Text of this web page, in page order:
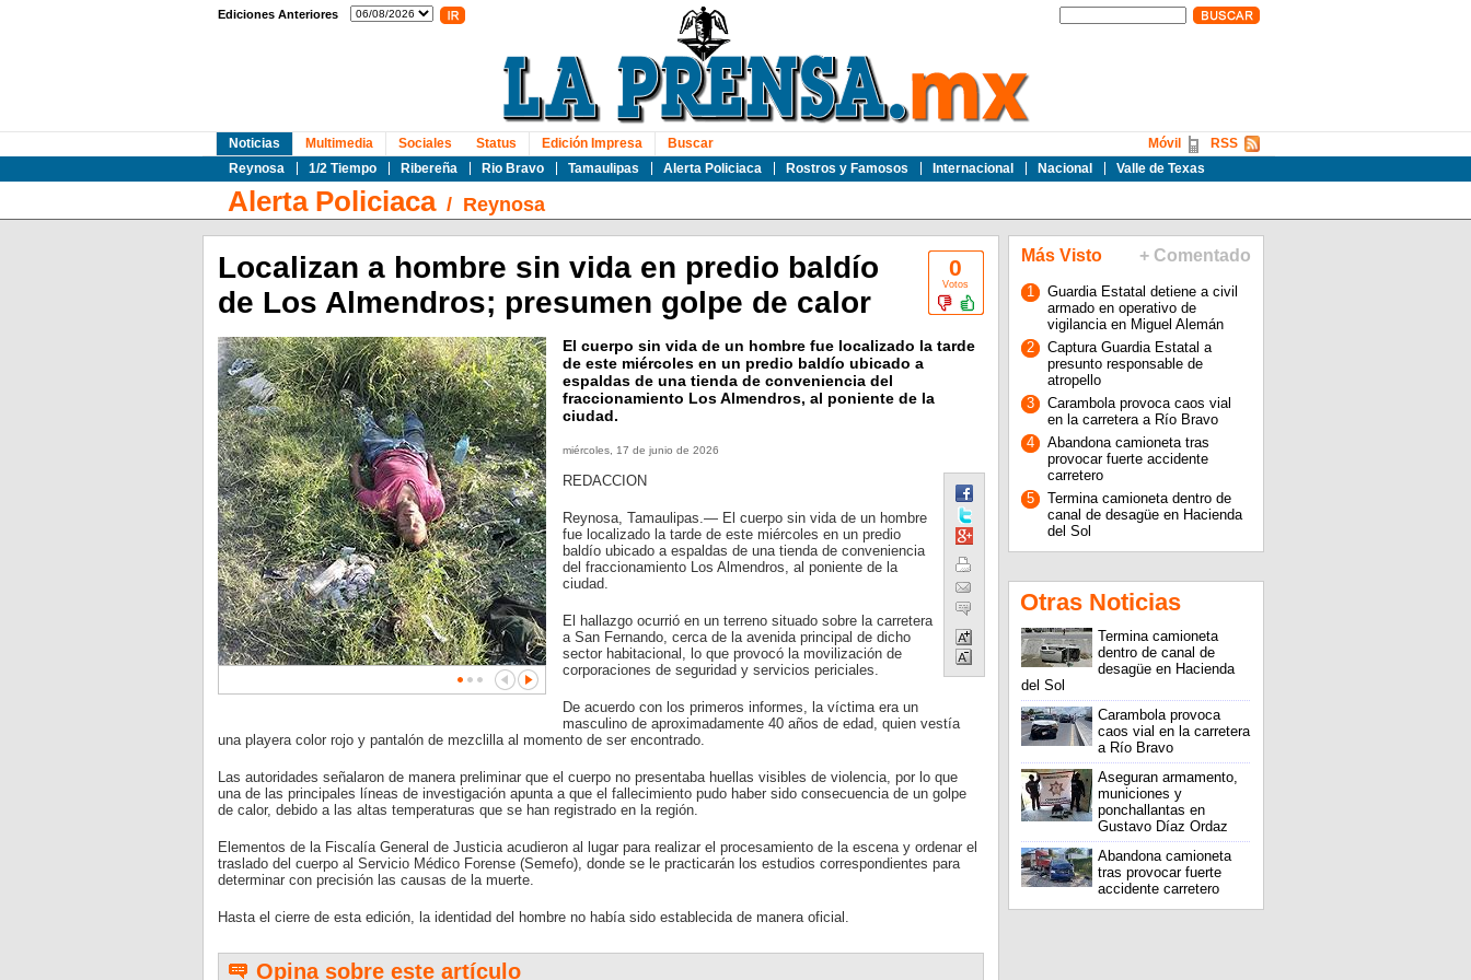
Ediciones Anteriores
Noticias
Reynosa
1/2 Tiempo Ribereña Rio Bravo Tamaulipas Alerta Policiaca Rostros y Famosos Internacional Nacional Valle de Texas
Multimedia Sociales Status Edición Impresa Buscar RSS
Móvil
Alerta Policiaca/ Reynosa
0
Votos
Localizan a hombre sin vida en predio baldío
de Los Almendros; presumen golpe de calor
El cuerpo sin vida de un hombre fue localizado la tarde
de este miércoles en un predio baldío ubicado a
espaldas de una tienda de conveniencia del
fraccionamiento Los Almendros, al poniente de la
ciudad.
miércoles, 17 de junio de 2026
REDACCION
Reynosa, Tamaulipas.— El cuerpo sin vida de un hombre
fue localizado la tarde de este miércoles en un predio
baldío ubicado a espaldas de una tienda de conveniencia
del fraccionamiento Los Almendros, al poniente de la
ciudad.
El hallazgo ocurrió en un terreno situado sobre la carretera
a San Fernando, cerca de la avenida principal de dicho
sector habitacional, lo que provocó la movilización de
corporaciones de seguridad y servicios periciales.
De acuerdo con los primeros informes, la víctima era un
masculino de aproximadamente 40 años de edad, quien vestía
una playera color rojo y pantalón de mezclilla al momento de ser encontrado.
Las autoridades señalaron de manera preliminar que el cuerpo no presentaba huellas visibles de violencia, por lo que
una de las principales líneas de investigación apunta a que el fallecimiento pudo haber sido consecuencia de un golpe
de calor, debido a las altas temperaturas que se han registrado en la región.
Elementos de la Fiscalía General de Justicia acudieron al lugar para realizar el procesamiento de la escena y ordenar el
traslado del cuerpo al Servicio Médico Forense (Semefo), donde se le practicarán los estudios correspondientes para
determinar con precisión las causas de la muerte.
Hasta el cierre de esta edición, la identidad del hombre no había sido establecida de manera oficial.
Opina sobre este artículo
Más Visto + Comentado
1
Guardia Estatal detiene a civil
armado en operativo de
vigilancia en Miguel Alemán
2
Captura Guardia Estatal a
presunto responsable de
atropello
3
Carambola provoca caos vial
en la carretera a Río Bravo
4
Abandona camioneta tras
provocar fuerte accidente
carretero
5
Termina camioneta dentro de
canal de desagüe en Hacienda
del Sol
Otras Noticias
Termina camioneta
dentro de canal de
desagüe en Hacienda
del Sol
Carambola provoca
caos vial en la carretera
a Río Bravo
Aseguran armamento,
municiones y
ponchallantas en
Gustavo Díaz Ordaz
Abandona camioneta
tras provocar fuerte
accidente carretero